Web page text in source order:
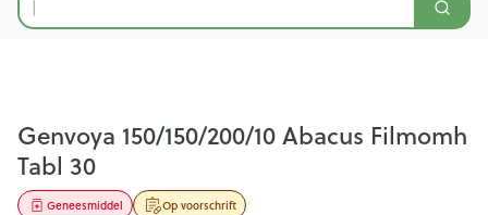
Product, merk, categorie...
Zoek
Genvoya 150/150/200/10 Abacus Filmomh
Tabl 30
Op voorschrift
Geneesmiddel